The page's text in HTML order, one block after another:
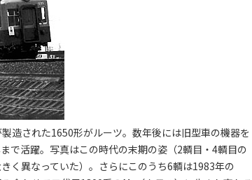
造された1650形がルーツ。数年後には旧型車の機器を
で活躍。写真はこの時代の末期の姿（2輌目・4輌目の
く異なっていた）。さらにこのうち6輌は1983年の